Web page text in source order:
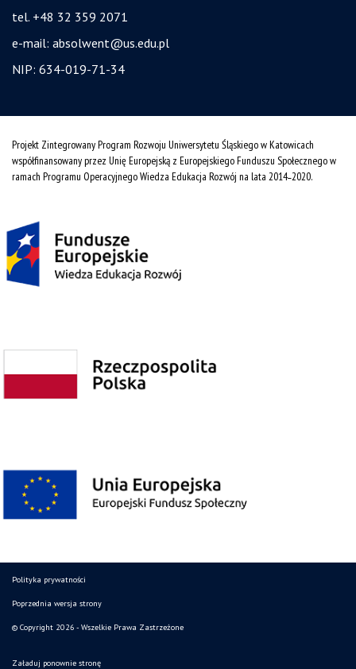
tel. +48 32 359 2071
e-mail: absolwent@us.edu.pl
NIP: 634-019-71-34
Projekt Zintegrowany Program Rozwoju Uniwersytetu Śląskiego w Katowicach
współfinansowany przez Unię Europejską z Europejskiego Funduszu Społecznego w
ramach Programu Operacyjnego Wiedza Edukacja Rozwój na lata 2014˗2020.
Polityka prywatności
Poprzednia wersja strony
© Copyright 2026 - Wszelkie Prawa Zastrzeżone
Załaduj ponownie stronę